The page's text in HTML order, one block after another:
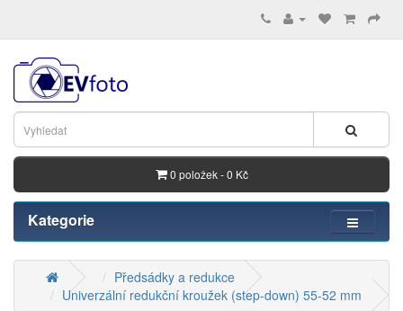
0 položek - 0 Kč
Kategorie
Předsádky a redukce
Univerzální redukční kroužek (step-down) 55-52 mm